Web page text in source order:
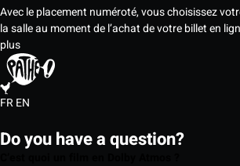
Avec le placement numéroté, vous choisissez
la salle au moment de l’achat de votre billet en
plus
FREN
Do you have a question?